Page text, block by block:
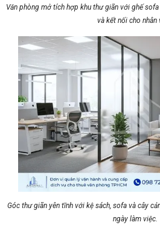
Văn phòng mở tích hợp khu thư giãn với ghế
và kết nối cho nhân
Góc thư giãn yên tĩnh với kệ sách, sofa và cây
ngày làm việc.